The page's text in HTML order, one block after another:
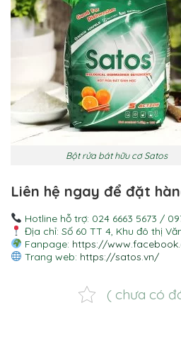
Bột rửa bát hữu cơ Satos
Liên hệ ngay để đặt
Hotline hỗ trợ: 024 6663 5673 /
Địa chỉ: Số 60 TT 4, Khu đô thị
Fanpage: https://
Trang web: https://satos.vn/
( chưa có